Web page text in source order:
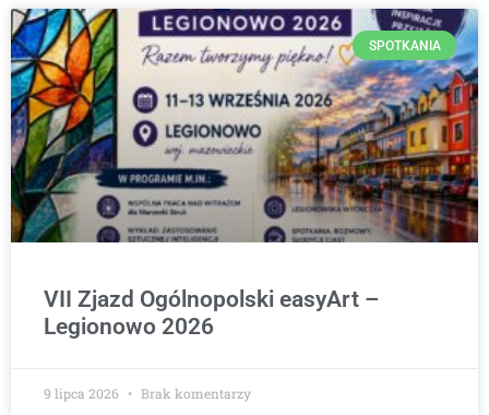
SPOTKANIA
VII Zjazd Ogólnopolski easyArt –
Legionowo 2026
9 lipca 2026 Brak komentarzy